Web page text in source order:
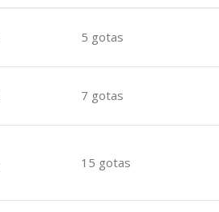
5 gotas
7 gotas
15 gotas